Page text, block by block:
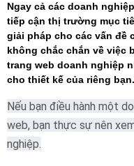
Ngay cả các doanh
tiếp cận thị trường mục
giải pháp cho các vấn đề
không chắc chắn về việc
trang web doanh nghiệp
cho thiết kế của riêng bạn.
Nếu bạn điều hành một
web, bạn thực sự nên
nghiệp.